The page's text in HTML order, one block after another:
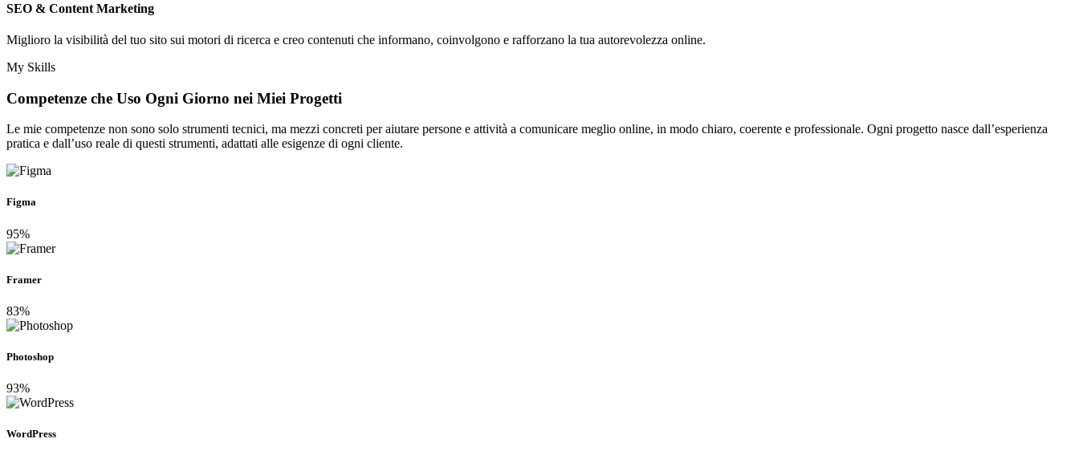
SEO & Content Marketing
Miglioro la visibilità del tuo sito sui motori di ricerca e creo contenuti che informano, coinvolgono e rafforzano la tua autorevolezza online.
My Skills
Competenze che Uso Ogni Giorno nei Miei Progetti
Le mie competenze non sono solo strumenti tecnici, ma mezzi concreti per aiutare persone e attività a comunicare meglio online, in modo chiaro, coerente e professionale. Ogni progetto nasce dall’esperienza
pratica e dall’uso reale di questi strumenti, adattati alle esigenze di ogni cliente.
Figma
95%
Framer
83%
Photoshop
93%
WordPress